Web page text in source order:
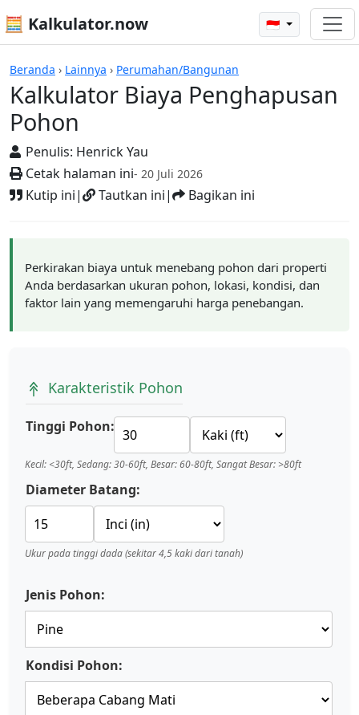
🧮 Kalkulator.now 🇮🇩
Beranda › Lainnya › Perumahan/Bangunan
Kalkulator Biaya Penghapusan
Pohon
Penulis: Henrick Yau
Cetak halaman ini- 20 Juli 2026
Kutip ini| Tautkan ini| Bagikan ini
Kalkulator-kalkulator
Perkirakan biaya untuk menebang pohon dari properti
Anda berdasarkan ukuran pohon, lokasi, kondisi, dan
faktor lain yang memengaruhi harga penebangan.
Karakteristik Pohon
Tinggi Pohon:
Kecil: <30ft, Sedang: 30-60ft, Besar: 60-80ft, Sangat Besar: >80ft
Diameter Batang:
Ukur pada tinggi dada (sekitar 4,5 kaki dari tanah)
Jenis Pohon:
Kondisi Pohon: